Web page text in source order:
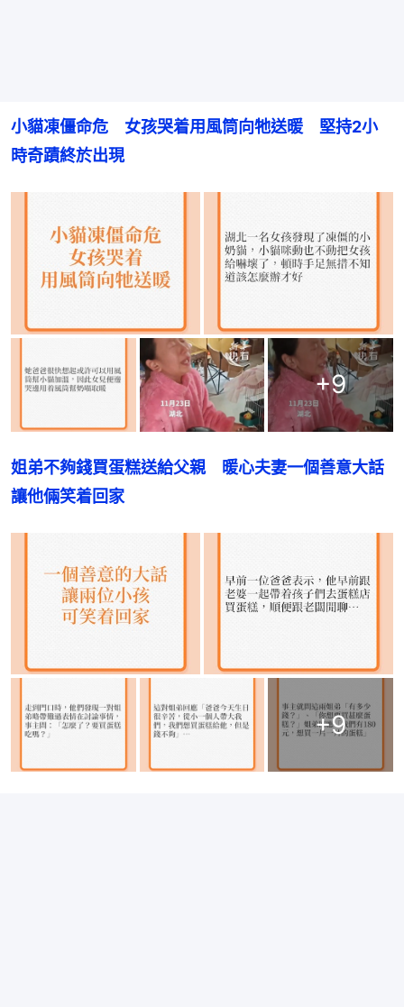
小貓凍僵命危　女孩哭着用風筒向牠送暖　堅持2小
時奇蹟終於出現
+9
姐弟不夠錢買蛋糕送給父親　暖心夫妻一個善意大話
讓他倆笑着回家
+9